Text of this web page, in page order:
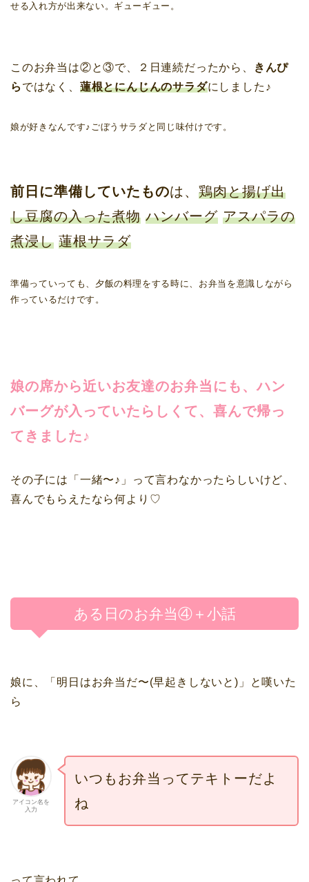
せる入れ方が出来ない。ギューギュー。
このお弁当は②と③で、２日連続だったから、
きんぴ
ら ではなく、 蓮根とにんじんのサラダにしました♪
娘が好きなんです♪ごぼうサラダと同じ味付けです。
前日に準備していたものは、 鶏肉と揚げ出
し豆腐の入った煮物 ハンバーグ アスパラの
煮浸し 蓮根サラダ
準備っていっても、夕飯の料理をする時に、お弁当を意識しながら
作っているだけです。
娘の席から近いお友達のお弁当にも、ハン
バーグが入っていたらしくて、喜んで帰っ
てきました♪
その子には「一緒〜♪」って言わなかったらしいけど、
喜んでもらえたなら何より♡
ある日のお弁当④＋小話
娘に、「明日はお弁当だ〜(早起きしないと)」と嘆いた
ら
アイコン名を
入力
いつもお弁当ってテキトーだよ
ね